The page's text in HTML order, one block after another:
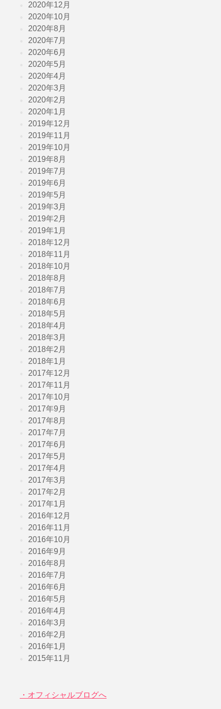
2020年12月
2020年10月
2020年8月
2020年7月
2020年6月
2020年5月
2020年4月
2020年3月
2020年2月
2020年1月
2019年12月
2019年11月
2019年10月
2019年8月
2019年7月
2019年6月
2019年5月
2019年3月
2019年2月
2019年1月
2018年12月
2018年11月
2018年10月
2018年8月
2018年7月
2018年6月
2018年5月
2018年4月
2018年3月
2018年2月
2018年1月
2017年12月
2017年11月
2017年10月
2017年9月
2017年8月
2017年7月
2017年6月
2017年5月
2017年4月
2017年3月
2017年2月
2017年1月
2016年12月
2016年11月
2016年10月
2016年9月
2016年8月
2016年7月
2016年6月
2016年5月
2016年4月
2016年3月
2016年2月
2016年1月
2015年11月
・オフィシャルブログへ